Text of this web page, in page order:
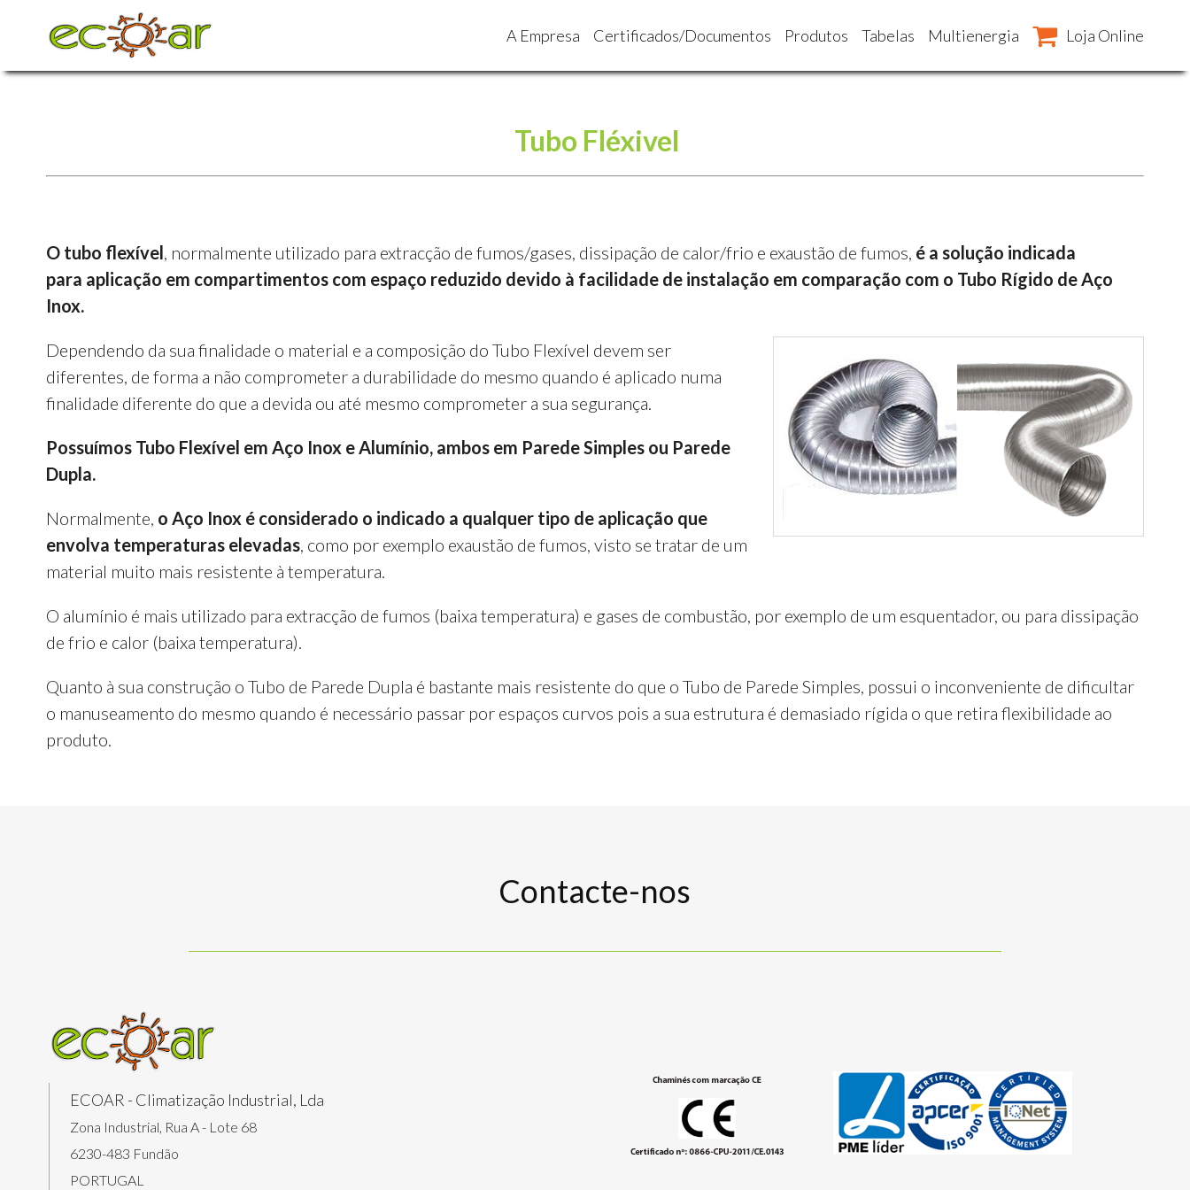
A Empresa Certificados/Documentos Produtos Tabelas Multienergia Loja Online
Tubo Fléxivel
O tubo flexível, normalmente utilizado para extracção de fumos/gases, dissipação de calor/frio e exaustão de fumos, é a solução indicada
para aplicação em compartimentos com espaço reduzido devido à facilidade de instalação em comparação com o Tubo Rígido de Aço
Inox.
Dependendo da sua finalidade o material e a composição do Tubo Flexível devem ser
diferentes, de forma a não comprometer a durabilidade do mesmo quando é aplicado numa
finalidade diferente do que a devida ou até mesmo comprometer a sua segurança.
Possuímos Tubo Flexível em Aço Inox e Alumínio, ambos em Parede Simples ou Parede
Dupla.
Normalmente, o Aço Inox é considerado o indicado a qualquer tipo de aplicação que
envolva temperaturas elevadas, como por exemplo exaustão de fumos, visto se tratar de um
material muito mais resistente à temperatura.
O alumínio é mais utilizado para extracção de fumos (baixa temperatura) e gases de combustão, por exemplo de um esquentador, ou para dissipação
de frio e calor (baixa temperatura).
Quanto à sua construção o Tubo de Parede Dupla é bastante mais resistente do que o Tubo de Parede Simples, possui o inconveniente de dificultar
o manuseamento do mesmo quando é necessário passar por espaços curvos pois a sua estrutura é demasiado rígida o que retira flexibilidade ao
produto.
Contacte-nos
ECOAR - Climatização Industrial, Lda
Zona Industrial, Rua A - Lote 68
6230-483 Fundão
PORTUGAL